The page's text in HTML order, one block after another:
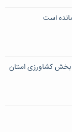
است
به بخش کشاورزی استان